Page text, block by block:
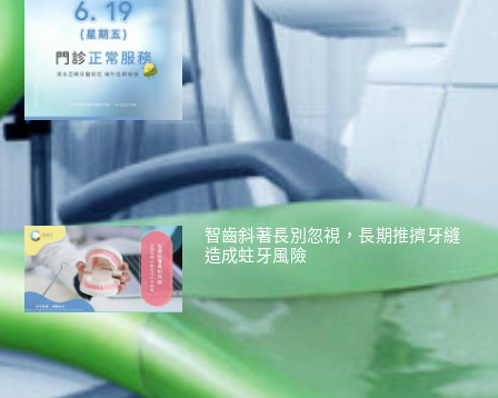
智齒斜著長別忽視，長期推擠牙縫
造成蛀牙風險